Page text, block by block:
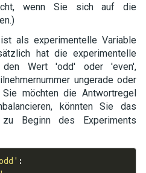
wenn Sie sich auf die
als experimentelle Variable
hat die experimentelle
Wert 'odd' oder 'even',
ungerade oder
möchten die Antwortregel
könnten Sie das
Beginn des Experiments
: